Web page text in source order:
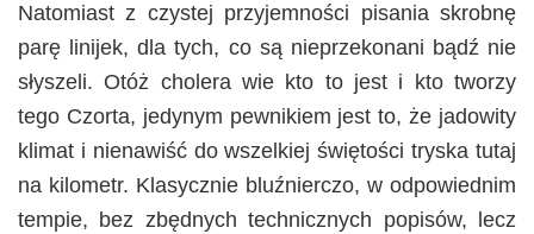
Natomiast z czystej przyjemności pisania skrobnę
parę linijek, dla tych, co są nieprzekonani bądź nie
słyszeli. Otóż cholera wie kto to jest i kto tworzy
tego Czorta, jedynym pewnikiem jest to, że jadowity
klimat i nienawiść do wszelkiej świętości tryska tutaj
na kilometr. Klasycznie bluźnierczo, w odpowiednim
tempie, bez zbędnych technicznych popisów, lecz